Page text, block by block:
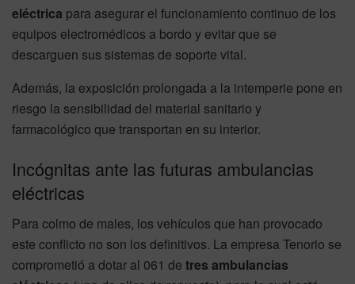
eléctrica para asegurar el funcionamiento continuo de los
equipos electromédicos a bordo y evitar que se
descarguen sus sistemas de soporte vital.
Además, la exposición prolongada a la intemperie pone en
riesgo la sensibilidad del material sanitario y
farmacológico que transportan en su interior.
Incógnitas ante las futuras ambulancias
eléctricas
Para colmo de males, los vehículos que han provocado
este conflicto no son los definitivos. La empresa Tenorio se
comprometió a dotar al 061 de tres ambulancias